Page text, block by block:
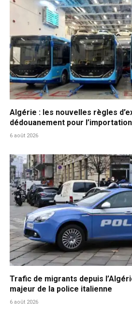
Algérie : les nouvelles règles
dédouanement pour
6 août 2026
Trafic de migrants depuis
majeur de la police italienne
6 août 2026